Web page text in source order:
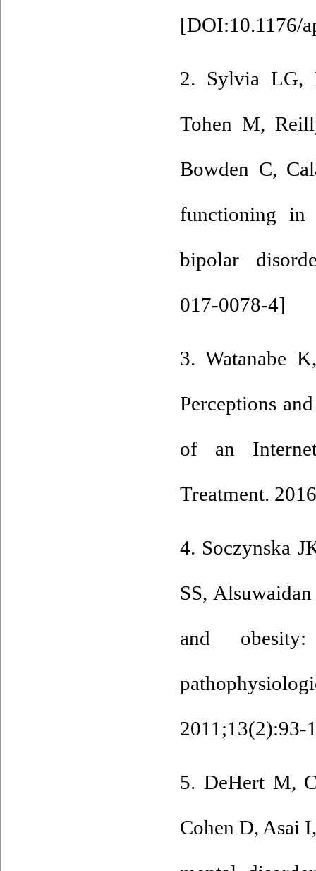
[DOI:10.1176/
2. Sylvia LG,
Tohen M,
Bowden C,
functioning in
bipolar
017-0078-4]
3. Watanabe
Perceptions
of an
Treatment.
4. Soczynska
SS,
and
2011;13(2):93-
5. DeHert M,
Cohen D, Asai